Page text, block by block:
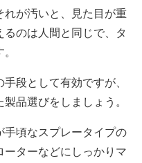
れが汚いと、見た目が重
のは人間と同じで、タ
段として有効ですが、
品選びをしましょう。
頃なスプレータイプの
ターなどにしっかりマ